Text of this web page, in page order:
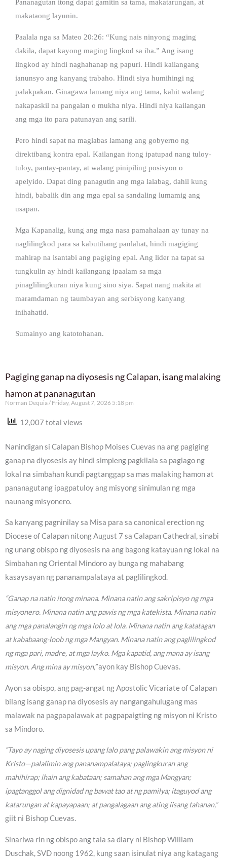
Pananagutan itong dapat gamitin sa tama, makatarungan, at
makataong layunin.
Paalala nga sa Mateo 20:26: “Kung nais ninyong maging
dakila, dapat kayong maging lingkod sa iba.” Ang isang
lingkod ay hindi naghahanap ng papuri. Hindi kailangang
ianunsyo ang kanyang trabaho. Hindi siya humihingi ng
palakpakan. Ginagawa lamang niya ang tama, kahit walang
nakapaskil na pangalan o mukha niya. Hindi niya kailangan
ang mga ito para patunayan ang sarili.
Pero hindi sapat na maglabas lamang ang gobyerno ng
direktibang kontra epal. Kailangan itong ipatupad nang tuloy-
tuloy, pantay-pantay, at walang pinipiling posisyon o
apelyido. Dapat ding panagutin ang mga lalabag, dahil kung
hindi, babalik din ang mga epal sa sandaling lumamig ang
usapan.
Mga Kapanalig, kung ang mga nasa pamahalaan ay tunay na
naglilingkod para sa kabutihang panlahat, hindi magiging
mahirap na isantabi ang pagiging epal. Ang lider na tapat sa
tungkulin ay hindi kailangang ipaalam sa mga
pinaglilingkuran niya kung sino siya. Sapat nang makita at
maramdaman ng taumbayan ang serbisyong kanyang
inihahatid.
Sumainyo ang katotohanan.
Pagiging ganap na diyosesis ng Calapan, isang malaking
hamon at pananagutan
Norman Dequia Friday, August 7, 2026 5:18 pm
12,007 total views
Nanindigan si Calapan Bishop Moises Cuevas na ang pagiging
ganap na diyosesis ay hindi simpleng pagkilala sa paglago ng
lokal na simbahan kundi pagtanggap sa mas malaking hamon at
pananagutang ipagpatuloy ang misyong sinimulan ng mga
naunang misyonero.
Sa kanyang pagninilay sa Misa para sa canonical erection ng
Diocese of Calapan nitong August 7 sa Calapan Cathedral, sinabi
ng unang obispo ng diyosesis na ang bagong katayuan ng lokal na
Simbahan ng Oriental Mindoro ay bunga ng mahabang
kasaysayan ng pananampalataya at paglilingkod.
“Ganap na natin itong minana. Minana natin ang sakripisyo ng mga
misyonero. Minana natin ang pawis ng mga katekista. Minana natin
ang mga panalangin ng mga lolo at lola. Minana natin ang katatagan
at kababaang-loob ng mga Mangyan. Minana natin ang paglilingkod
ng mga pari, madre, at mga layko. Mga kapatid, ang mana ay isang
misyon. Ang mina ay misyon,”ayon kay Bishop Cuevas.
Ayon sa obispo, ang pag-angat ng Apostolic Vicariate of Calapan
bilang isang ganap na diyosesis ay nangangahulugang mas
malawak na pagpapalawak at pagpapaigting ng misyon ni Kristo
sa Mindoro.
“Tayo ay naging diyosesis upang lalo pang palawakin ang misyon ni
Kristo—palalimin ang pananampalataya; paglingkuran ang
mahihirap; ihain ang kabataan; samahan ang mga Mangyan;
ipagtanggol ang dignidad ng bawat tao at ng pamilya; itaguyod ang
katarungan at kapayapaan; at pangalagaan ang ating iisang tahanan,”
giit ni Bishop Cuevas.
Sinariwa rin ng obispo ang tala sa diary ni Bishop William
Duschak, SVD noong 1962, kung saan isinulat niya ang katagang